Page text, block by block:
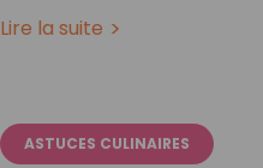
Lire la suite
ASTUCES CULINAIRES